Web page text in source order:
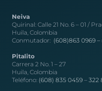
Neiva
Quirinal: Calle 21 No. 6 – 01 /
Huila, Colombia
Conmutador: (608)863 0969 –
Pitalito
Carrera 2 No. 1 – 27
Huila, Colombia
Teléfono: (608) 835 0459 – 322